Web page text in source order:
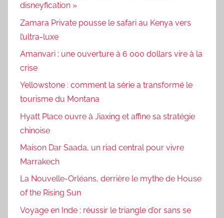
disneyfication »
Zamara Private pousse le safari au Kenya vers
l’ultra-luxe
Amanvari : une ouverture à 6 000 dollars vire à la
crise
Yellowstone : comment la série a transformé le
tourisme du Montana
Hyatt Place ouvre à Jiaxing et affine sa stratégie
chinoise
Maison Dar Saada, un riad central pour vivre
Marrakech
La Nouvelle-Orléans, derrière le mythe de House
of the Rising Sun
Voyage en Inde : réussir le triangle d’or sans se